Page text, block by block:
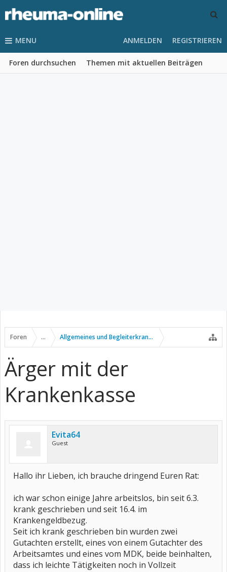
MENU
Foren durchsuchen Themen mit aktuellen Beiträgen
ANMELDEN REGISTRIEREN
Foren ... Allgemeines und Begleiterkrankungen
Ärger mit der
Krankenkasse
Evita64
Guest
Hallo ihr Lieben, ich brauche dringend Euren Rat:
ich war schon einige Jahre arbeitslos, bin seit 6.3.
krank geschrieben und seit 16.4. im
Krankengeldbezug.
Seit ich krank geschrieben bin wurden zwei
Gutachten erstellt, eines von einem Gutachter des
Arbeitsamtes und eines vom MDK, beide beinhalten,
dass ich leichte Tätigkeiten noch in Vollzeit